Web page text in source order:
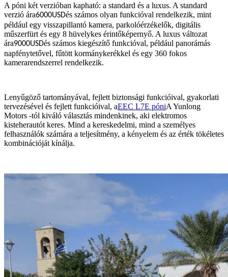
A póni két verzióban kapható: a standard és a luxus. A standard
verzió ára6000USDés számos olyan funkcióval rendelkezik, mint
például egy visszapillantó kamera, parkolóérzékelők, digitális
műszerfürt és egy 8 hüvelykes érintőképernyő. A luxus változat
ára9000USDés számos kiegészítő funkcióval, például panorámás
napfénytetővel, fűtött kormánykerékkel és egy 360 fokos
kamerarendszerrel rendelkezik.
Lenyűgöző tartományával, fejlett biztonsági funkcióival, gyakorlati
tervezésével és fejlett funkcióival, aEEC L7E póniA Yunlong
Motors -tól kiváló választás mindenkinek, aki elektromos
kisteherautót keres. Mind a kereskedelmi, mind a személyes
felhasználók számára a teljesítmény, a kényelem és az érték tökéletes
kombinációját kínálja.